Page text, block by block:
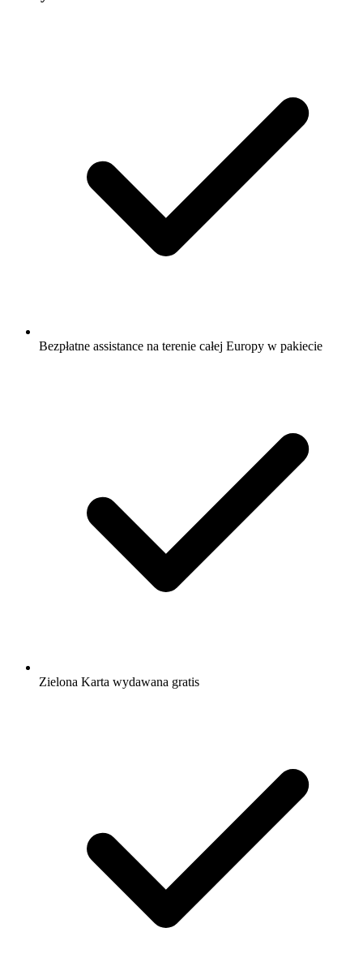
Bezpłatne assistance na terenie całej Europy w pakiecie
Zielona Karta wydawana gratis